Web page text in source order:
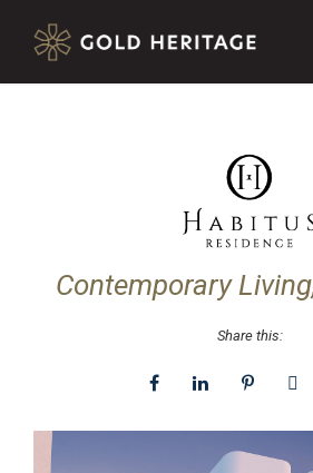
Contemporary
Share this: